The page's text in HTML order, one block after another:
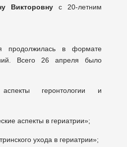
Викторовну с 20-летним
продолжилась в формате
Всего 26 апреля было
геронтологии и
аспекты в гериатрии»;
ухода в гериатрии»;